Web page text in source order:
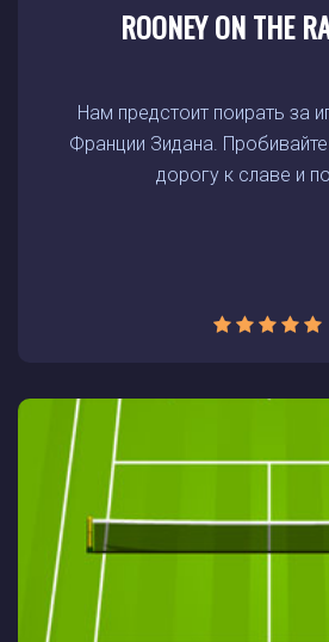
ROONEY ON THE
Нам предстоит поирать за
Франции Зидана.
дорогу к славе и